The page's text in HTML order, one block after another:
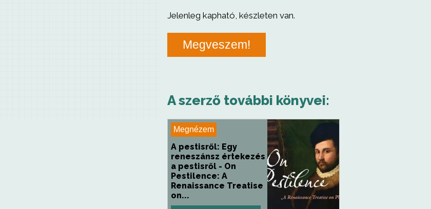
Jelenleg kapható, készleten van.
Megveszem!
A szerző további könyvei:
Megnézem
A pestisről: Egy
reneszánsz értekezés
a pestisről - On
Pestilence: A
Renaissance Treatise
on...